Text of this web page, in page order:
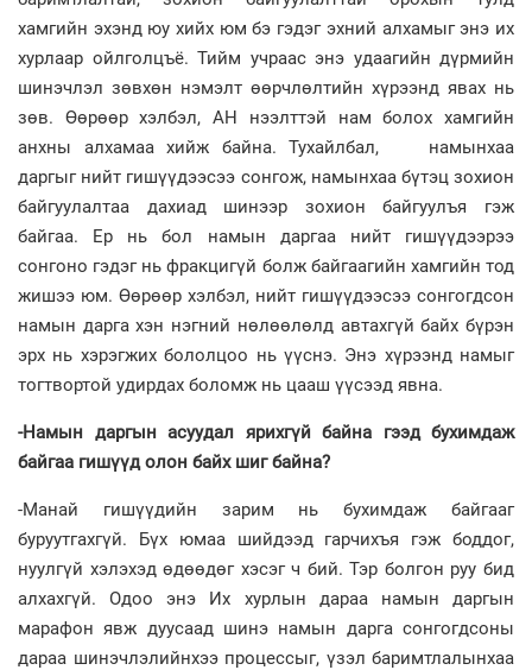
хамгийн эхэнд юу хийх юм бэ гэдэг эхний алхамыг энэ их
хурлаар ойлголцъё. Тийм учраас энэ удаагийн дүрмийн
шинэчлэл зөвхөн нэмэлт өөрчлөлтийн хүрээнд явах нь
зөв. Өөрөөр хэлбэл, АН нээлттэй нам болох хамгийн
анхны алхамаа хийж байна. Тухайлбал, намынхаа
даргыг нийт гишүүдээсээ сонгож, намынхаа бүтэц зохион
байгуулалтаа дахиад шинээр зохион байгуулъя гэж
байгаа. Ер нь бол намын даргаа нийт гишүүдээрээ
сонгоно гэдэг нь фракцигүй болж байгаагийн хамгийн тод
жишээ юм. Өөрөөр хэлбэл, нийт гишүүдээсээ сонгогдсон
намын дарга хэн нэгний нөлөөлөлд автахгүй байх бүрэн
эрх нь хэрэгжих бололцоо нь үүснэ. Энэ хүрээнд намыг
тогтвортой удирдах боломж нь цааш үүсээд явна.
-Намын даргын асуудал ярихгүй байна гээд бухимдаж
байгаа гишүүд олон байх шиг байна?
-Манай гишүүдийн зарим нь бухимдаж байгааг
буруутгахгүй. Бүх юмаа шийдээд гарчихъя гэж боддог,
нуулгүй хэлэхэд өдөөдөг хэсэг ч бий. Тэр болгон руу бид
алхахгүй. Одоо энэ Их хурлын дараа намын даргын
марафон явж дуусаад шинэ намын дарга сонгогдсоны
дараа шинэчлэлийнхээ процессыг, үзэл баримтлалынхаа